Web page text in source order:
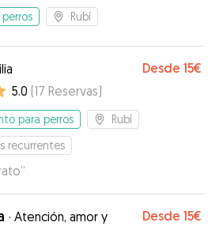
Rubí
Desde 15€
5.0 (17 Reservas)
para perros
Rubí
recurrentes
”
· Atención, amor y
Desde 15€